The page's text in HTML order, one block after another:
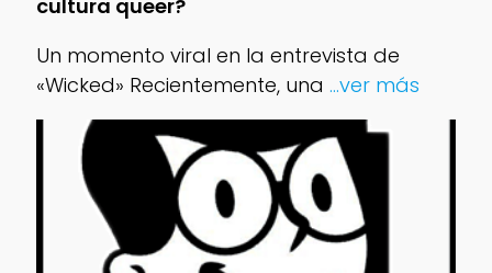
cultura queer?
Un momento viral en la entrevista de
«Wicked» Recientemente, una ...ver más